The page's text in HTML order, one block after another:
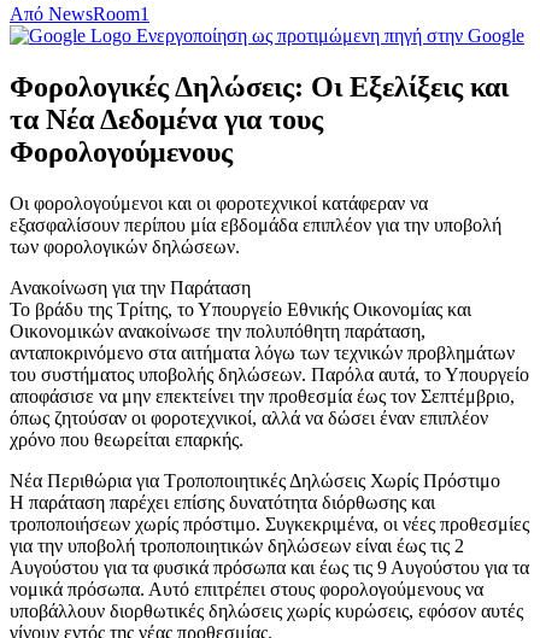
Από NewsRoom1
Ενεργοποίηση ως προτιμώμενη πηγή στην Google
Φορολογικές Δηλώσεις: Οι Εξελίξεις και
τα Νέα Δεδομένα για τους
Φορολογούμενους
Οι φορολογούμενοι και οι φοροτεχνικοί κατάφεραν να
εξασφαλίσουν περίπου μία εβδομάδα επιπλέον για την υποβολή
των φορολογικών δηλώσεων.
Ανακοίνωση για την Παράταση
Το βράδυ της Τρίτης, το Υπουργείο Εθνικής Οικονομίας και
Οικονομικών ανακοίνωσε την πολυπόθητη παράταση,
ανταποκρινόμενο στα αιτήματα λόγω των τεχνικών προβλημάτων
του συστήματος υποβολής δηλώσεων. Παρόλα αυτά, το Υπουργείο
αποφάσισε να μην επεκτείνει την προθεσμία έως τον Σεπτέμβριο,
όπως ζητούσαν οι φοροτεχνικοί, αλλά να δώσει έναν επιπλέον
χρόνο που θεωρείται επαρκής.
Νέα Περιθώρια για Τροποποιητικές Δηλώσεις Χωρίς Πρόστιμο
Η παράταση παρέχει επίσης δυνατότητα διόρθωσης και
τροποποιήσεων χωρίς πρόστιμο. Συγκεκριμένα, οι νέες προθεσμίες
για την υποβολή τροποποιητικών δηλώσεων είναι έως τις 2
Αυγούστου για τα φυσικά πρόσωπα και έως τις 9 Αυγούστου για τα
νομικά πρόσωπα. Αυτό επιτρέπει στους φορολογούμενους να
υποβάλλουν διορθωτικές δηλώσεις χωρίς κυρώσεις, εφόσον αυτές
γίνουν εντός της νέας προθεσμίας.